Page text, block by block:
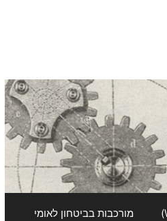
מורכבות בביטחון לאומי